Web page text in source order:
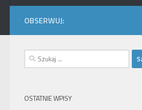
OBSERWUJ:
Szukaj:
OSTATNIE WPISY